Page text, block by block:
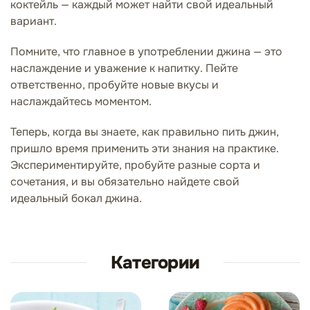
коктейль — каждый может найти свой идеальный
вариант.
Помните, что главное в употреблении джина — это
наслаждение и уважение к напитку. Пейте
ответственно, пробуйте новые вкусы и
наслаждайтесь моментом.
Теперь, когда вы знаете, как правильно пить джин,
пришло время применить эти знания на практике.
Экспериментируйте, пробуйте разные сорта и
сочетания, и вы обязательно найдете свой
идеальный бокал джина.
Категории